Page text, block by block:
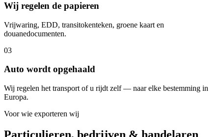
Wij regelen de papieren
Vrijwaring, EDD, transitokenteken, groene kaart en
douanedocumenten.
03
Auto wordt opgehaald
Wij regelen het transport of u rijdt zelf — naar elke bestemming in
Europa.
Voor wie exporteren wij